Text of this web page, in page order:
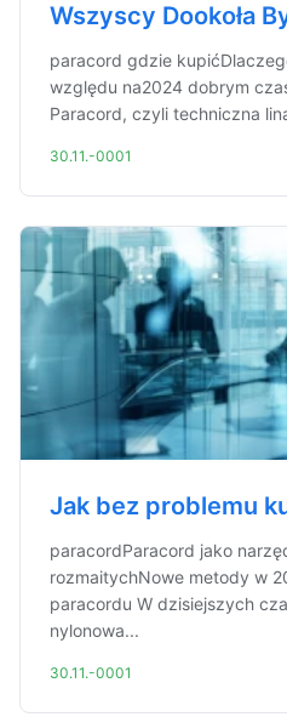
Wszyscy Dookoła
paracord gdzie
względu na2024 dobrym
Paracord, czyli techniczna
30.11.-0001
Jak bez problemu
paracordParacord jako
rozmaitychNowe metody w
paracordu W dzisiejszych
nylonowa...
30.11.-0001